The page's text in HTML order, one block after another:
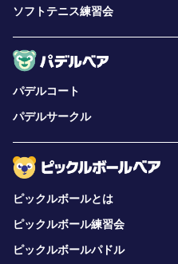
ソフトテニス練習会
パデルコート
パデルサークル
ピックルボールとは
ピックルボール練習会
ピックルボールパドル